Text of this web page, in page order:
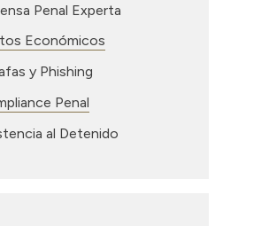
Penal Experta
Económicos
y Phishing
Penal
al Detenido